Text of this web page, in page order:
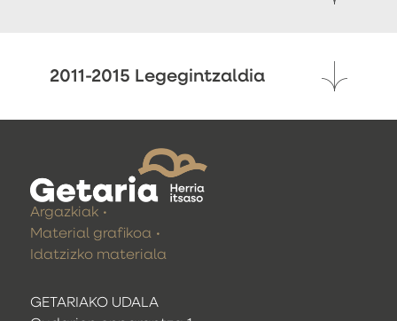
2011-2015 Legegintzaldia
GETARIAKO UDALA
Argazkiak
Material grafikoa
Idatzizko materiala